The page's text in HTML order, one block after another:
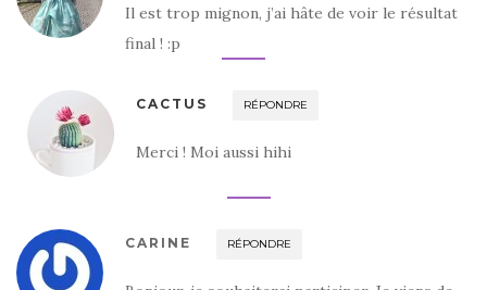
Il est trop mignon, j’ai hâte de voir le résultat
final ! :p
CACTUS RÉPONDRE
Merci ! Moi aussi hihi
CARINE RÉPONDRE